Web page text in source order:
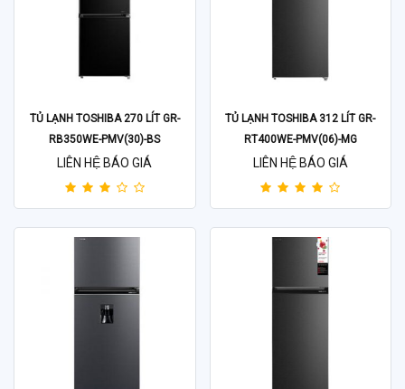
TỦ LẠNH TOSHIBA 270 LÍT GR-
RB350WE-PMV(30)-BS
LIÊN HỆ BÁO GIÁ
TỦ LẠNH TOSHIBA 312 LÍT GR-
RT400WE-PMV(06)-MG
LIÊN HỆ BÁO GIÁ